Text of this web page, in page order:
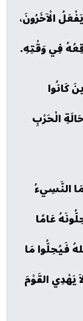
الْآخَرُونَ،
فِي وَقْتِهِ.
كَانُوا
الْحَرْبِ
النَّسِيءُ
عَامًا
فَيُحِلُّوا مَا
يَهْدِي القَوْمَ